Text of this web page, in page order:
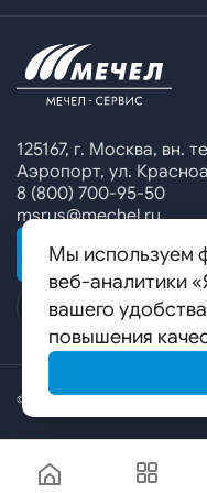
Сбор коммерческих
Специальные
Калькулятор металла
Ижсталь
Уральская кузница
Белорецкий
Гурьевский филиал ЧМК
125167, г. Москва, вн.
Аэропорт, ул.
8 (800) 700-95-50
msrus@mechel.ru
© ООО «Мечел-Сервис»,
Мы используем
веб-аналитики
вашего
повышения